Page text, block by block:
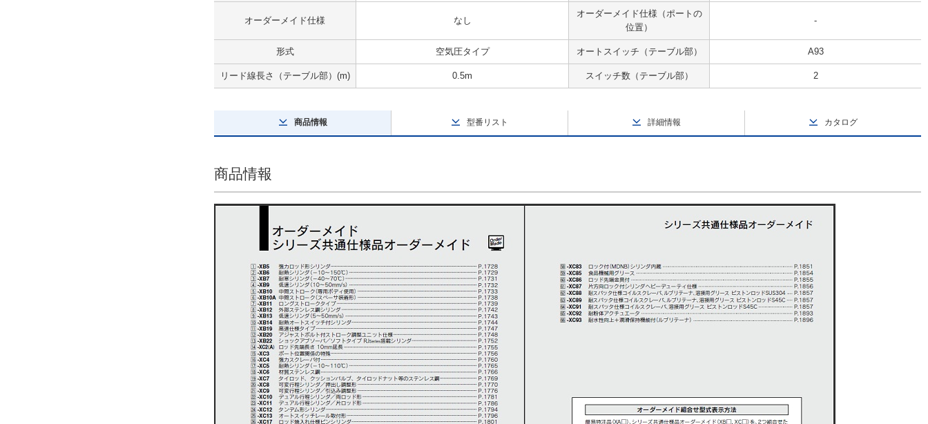
オーダーメイド仕様 なし
オーダーメイド仕様（ポートの
位置）
-
形式 空気圧タイプ オートスイッチ（テーブル部） A93
リード線長さ（テーブル部）(m) 0.5m スイッチ数（テーブル部） 2
商品情報 型番リスト 詳細情報 カタログ
商品情報